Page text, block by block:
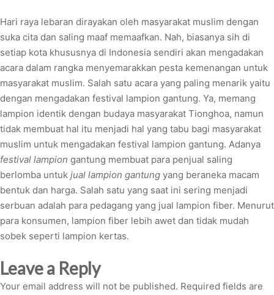
Hari raya lebaran dirayakan oleh masyarakat muslim dengan
suka cita dan saling maaf memaafkan. Nah, biasanya sih di
setiap kota khususnya di Indonesia sendiri akan mengadakan
acara dalam rangka menyemarakkan pesta kemenangan untuk
masyarakat muslim. Salah satu acara yang paling menarik yaitu
dengan mengadakan festival lampion gantung. Ya, memang
lampion identik dengan budaya masyarakat Tionghoa, namun
tidak membuat hal itu menjadi hal yang tabu bagi masyarakat
muslim untuk mengadakan festival lampion gantung. Adanya
festival lampion gantung membuat para penjual saling
berlomba untuk jual lampion gantung yang beraneka macam
bentuk dan harga. Salah satu yang saat ini sering menjadi
serbuan adalah para pedagang yang jual lampion fiber. Menurut
para konsumen, lampion fiber lebih awet dan tidak mudah
sobek seperti lampion kertas.
Leave a Reply
Your email address will not be published. Required fields are